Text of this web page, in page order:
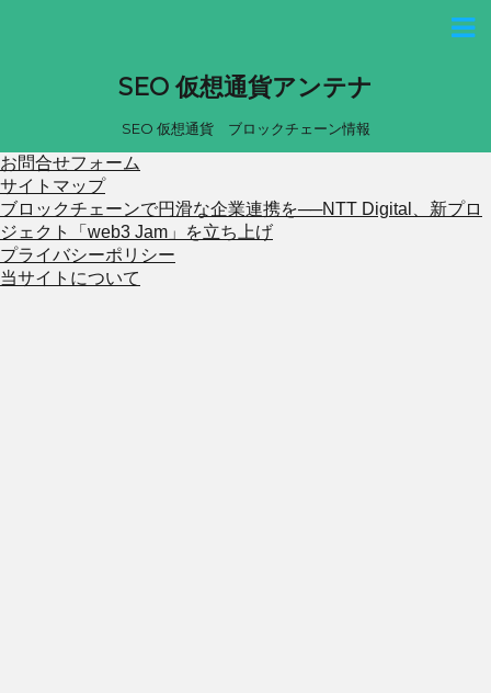
SEO 仮想通貨アンテナ
SEO 仮想通貨 ブロックチェーン情報
お問合せフォーム
サイトマップ
ブロックチェーンで円滑な企業連携を──NTT Digital、新プロ
ジェクト「web3 Jam」を立ち上げ
プライバシーポリシー
当サイトについて